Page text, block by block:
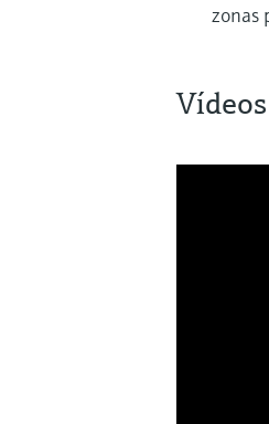
zonas
Vídeos